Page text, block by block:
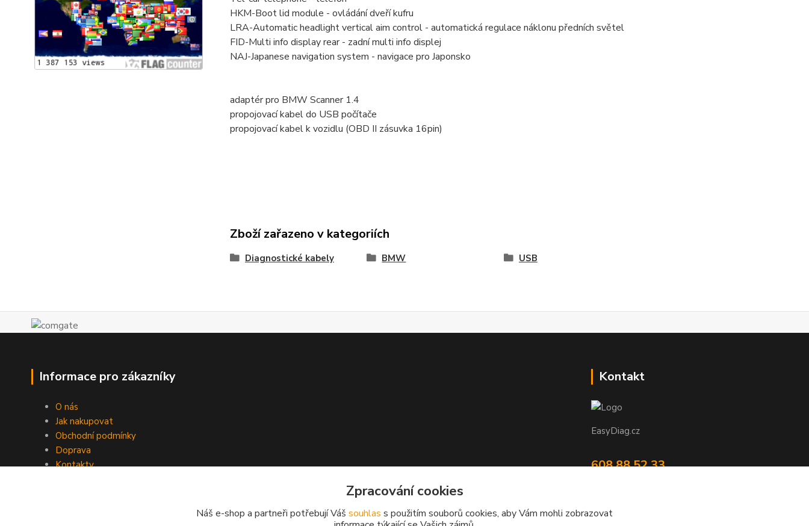
HKM-Boot lid module - ovládání dveří kufru
LRA-Automatic headlight vertical aim control - automatická regulace náklonu předních světel
FID-Multi info display rear - zadní multi info displej
NAJ-Japanese navigation system - navigace pro Japonsko
adaptér pro BMW Scanner 1.4
propojovací kabel do USB počítače
propojovací kabel k vozidlu (OBD II zásuvka 16pin)
Zboží zařazeno v kategoriích
Diagnostické kabely BMW USB
Informace pro zákazníky
O nás
Jak nakupovat
Obchodní podmínky
Doprava
Kontakty
Kontakt
EasyDiag.cz
608 88 52 33
Zpracování cookies
Náš e-shop a partneři potřebují Váš souhlas s použitím souborů cookies, aby Vám mohli zobrazovat